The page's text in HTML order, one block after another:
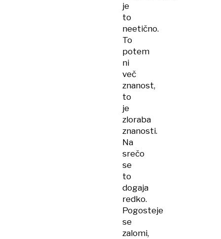
je
to
neetično.
To
potem
ni
več
znanost,
to
je
zloraba
znanosti.
Na
srečo
se
to
dogaja
redko.
Pogosteje
se
zalomi,